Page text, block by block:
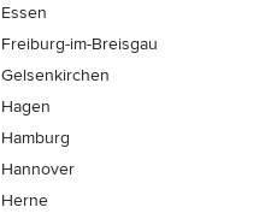
Essen
Freiburg-im-Breisgau
Gelsenkirchen
Hagen
Hamburg
Hannover
Herne